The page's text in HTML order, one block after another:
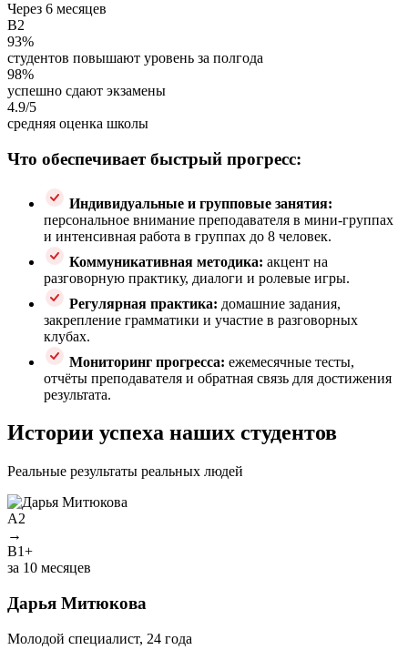
Через 6 месяцев
B2
93%
студентов повышают уровень за полгода
98%
успешно сдают экзамены
4.9/5
средняя оценка школы
Что обеспечивает быстрый прогресс:
Индивидуальные и групповые занятия:
персональное внимание преподавателя в мини-группах
и интенсивная работа в группах до 8 человек.
Коммуникативная методика: акцент на
разговорную практику, диалоги и ролевые игры.
Регулярная практика: домашние задания,
закрепление грамматики и участие в разговорных
клубах.
Мониторинг прогресса: ежемесячные тесты,
отчёты преподавателя и обратная связь для достижения
результата.
Истории успеха наших студентов
Реальные результаты реальных людей
A2
→
B1+
за 10 месяцев
Дарья Митюкова
Молодой специалист, 24 года